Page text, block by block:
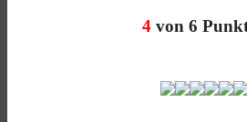
4 von 6